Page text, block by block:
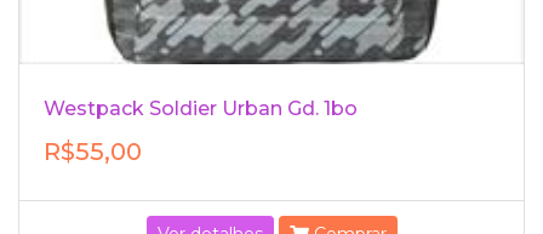
Westpack Soldier Urban Gd. 1bo
R$55,00